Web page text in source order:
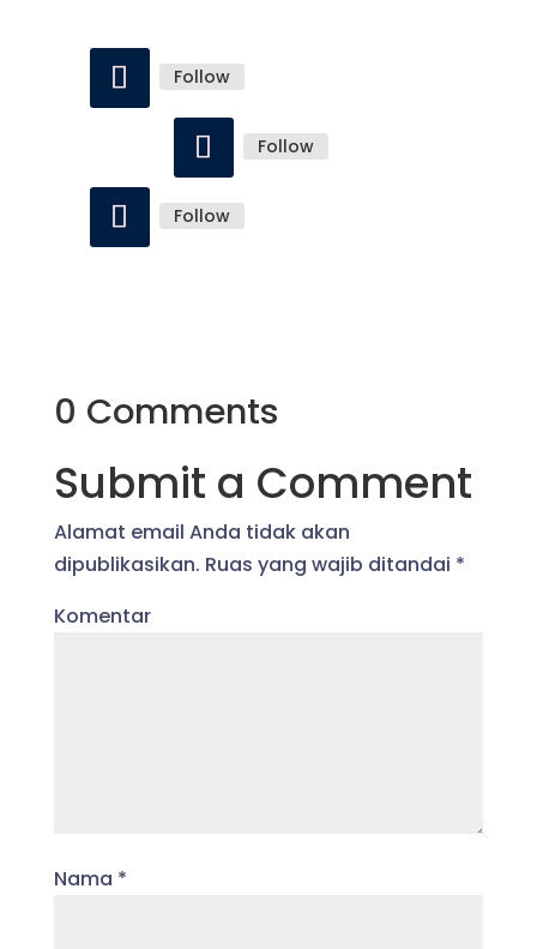
Follow
Follow
Follow
0 Comments
Submit a Comment
Alamat email Anda tidak akan
dipublikasikan. Ruas yang wajib ditandai *
Komentar
Nama *